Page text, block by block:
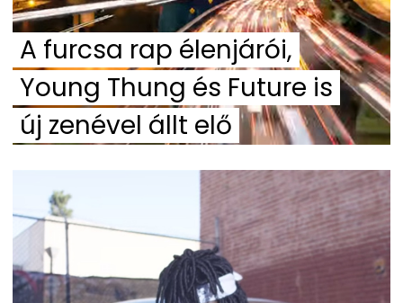
A furcsa rap élenjárói,
Young Thung és Future is
új zenével állt elő